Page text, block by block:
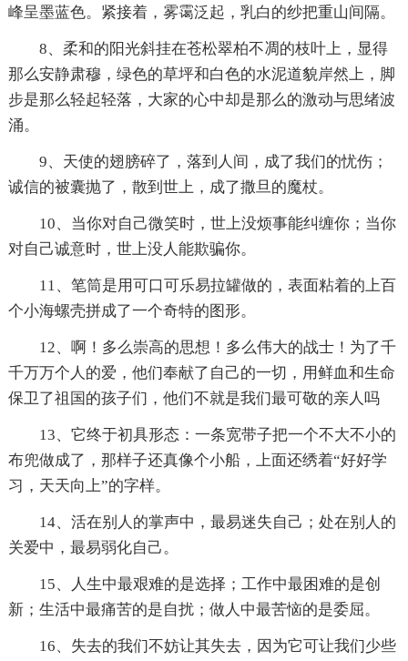
峰呈墨蓝色。紧接着，雾霭泛起，乳白的纱把重山间隔。
8、柔和的阳光斜挂在苍松翠柏不凋的枝叶上，显得
那么安静肃穆，绿色的草坪和白色的水泥道貌岸然上，脚
步是那么轻起轻落，大家的心中却是那么的激动与思绪波
涌。
9、天使的翅膀碎了，落到人间，成了我们的忧伤；
诚信的被囊抛了，散到世上，成了撒旦的魔杖。
10、当你对自己微笑时，世上没烦事能纠缠你；当你
对自己诚意时，世上没人能欺骗你。
11、笔筒是用可口可乐易拉罐做的，表面粘着的上百
个小海螺壳拼成了一个奇特的图形。
12、啊！多么崇高的思想！多么伟大的战士！为了千
千万万个人的爱，他们奉献了自己的一切，用鲜血和生命
保卫了祖国的孩子们，他们不就是我们最可敬的亲人吗
13、它终于初具形态：一条宽带子把一个不大不小的
布兜做成了，那样子还真像个小船，上面还绣着“好好学
习，天天向上”的字样。
14、活在别人的掌声中，最易迷失自己；处在别人的
关爱中，最易弱化自己。
15、人生中最艰难的是选择；工作中最困难的是创
新；生活中最痛苦的是自扰；做人中最苦恼的是委屈。
16、失去的我们不妨让其失去，因为它可让我们少些